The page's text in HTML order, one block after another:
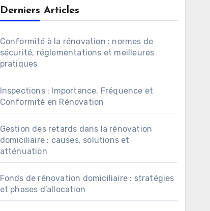
Derniers Articles
Conformité à la rénovation : normes de
sécurité, réglementations et meilleures
pratiques
Inspections : Importance, Fréquence et
Conformité en Rénovation
Gestion des retards dans la rénovation
domiciliaire : causes, solutions et
atténuation
Fonds de rénovation domiciliaire : stratégies
et phases d’allocation